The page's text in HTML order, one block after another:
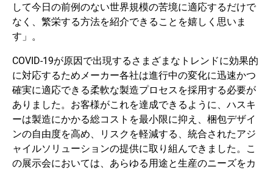
して今日の前例のない世界規模の苦境に適応するだけで
なく、繁栄する方法を紹介できることを嬉しく思いま
す」。
COVID-19が原因で出現するさまざまなトレンドに効果的
に対応するためメーカー各社は進行中の変化に迅速かつ
確実に適応できる柔軟な製造プロセスを採用する必要が
ありました。お客様がこれを達成できるように、ハスキ
ーは製造にかかる総コストを最小限に抑え、梱包デザイ
ンの自由度を高め、リスクを軽減する、統合されたアジ
ャイルソリューションの提供に取り組んできました。こ
の展示会においては、あらゆる用途と生産のニーズをカ